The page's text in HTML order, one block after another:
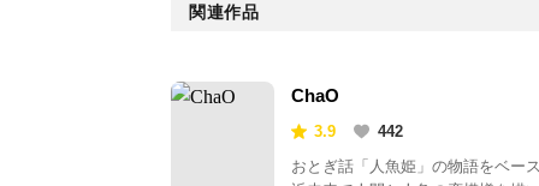
関連作品
ChaO
3.9
442
おとぎ話「人魚姫」の物語をベー